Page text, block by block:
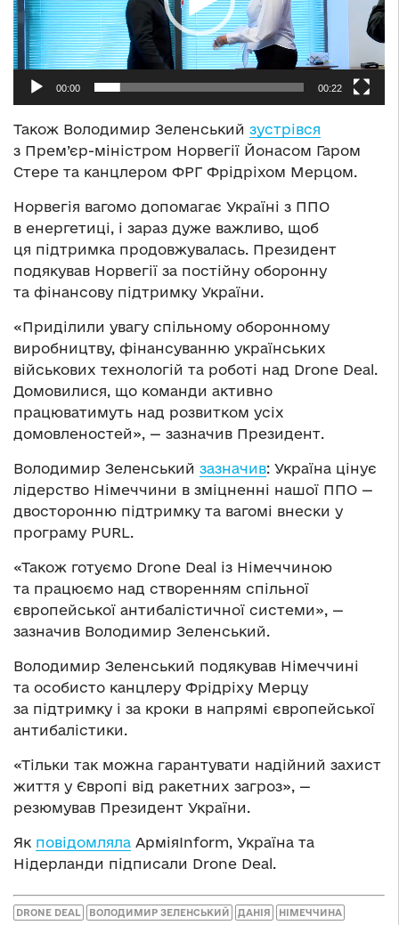
00:00 00:22
Також Володимир Зеленський зустрівся
з Прем’єр-міністром Норвегії Йонасом Гаром
Стере та канцлером ФРГ Фрідріхом Мерцом.
Норвегія вагомо допомагає Україні з ППО
в енергетиці, і зараз дуже важливо, щоб
ця підтримка продовжувалась. Президент
подякував Норвегії за постійну оборонну
та фінансову підтримку України.
«Приділили увагу спільному оборонному
виробництву, фінансуванню українських
військових технологій та роботі над Drone Deal.
Домовилися, що команди активно
працюватимуть над розвитком усіх
домовленостей», — зазначив Президент.
Володимир Зеленський зазначив: Україна цінує
лідерство Німеччини в зміцненні нашої ППО —
двосторонню підтримку та вагомі внески у
програму PURL.
«Також готуємо Drone Deal із Німеччиною
та працюємо над створенням спільної
європейської антибалістичної системи», —
зазначив Володимир Зеленський.
Володимир Зеленський подякував Німеччині
та особисто канцлеру Фрідріху Мерцу
за підтримку і за кроки в напрямі європейської
антибалістики.
«Тільки так можна гарантувати надійний захист
життя у Європі від ракетних загроз», —
резюмував Президент України.
Як повідомляла АрміяInform, Україна та
Нідерланди підписали Drone Deal.
DRONE DEAL ВОЛОДИМИР ЗЕЛЕНСЬКИЙ ДАНІЯ НІМЕЧЧИНА